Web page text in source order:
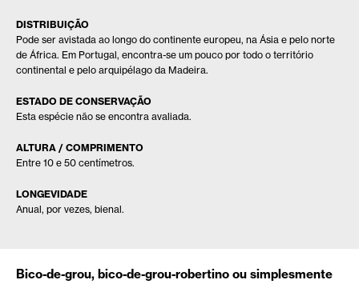
Bico-de-grou, bico-de-grou-robertino ou simplesmente
DISTRIBUIÇÃO
Pode ser avistada ao longo do continente europeu, na Ásia e pelo norte
de África. Em Portugal, encontra-se um pouco por todo o território
continental e pelo arquipélago da Madeira.
ESTADO DE CONSERVAÇÃO
Esta espécie não se encontra avaliada.
ALTURA / COMPRIMENTO
Entre 10 e 50 centímetros.
LONGEVIDADE
Anual, por vezes, bienal.